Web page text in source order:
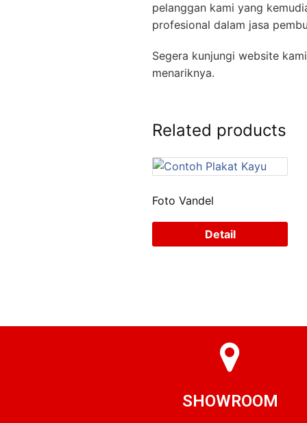
pelanggan kami yang
profesional dalam jasa
Segera kunjungi website
menariknya.
Related products
Foto Vandel
Detail
SHOWROOM